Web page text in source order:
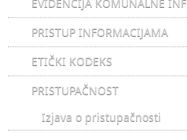
PRISTUP INFORMACIJAMA
ETIČKI KODEKS
PRISTUPAČNOST
Izjava o pristupačnosti